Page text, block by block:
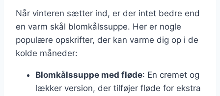
Når vinteren sætter ind, er der intet bedre end
en varm skål blomkålssuppe. Her er nogle
populære opskrifter, der kan varme dig op i de
kolde måneder:
Blomkålssuppe med fløde: En cremet og
lækker version, der tilføjer fløde for ekstra